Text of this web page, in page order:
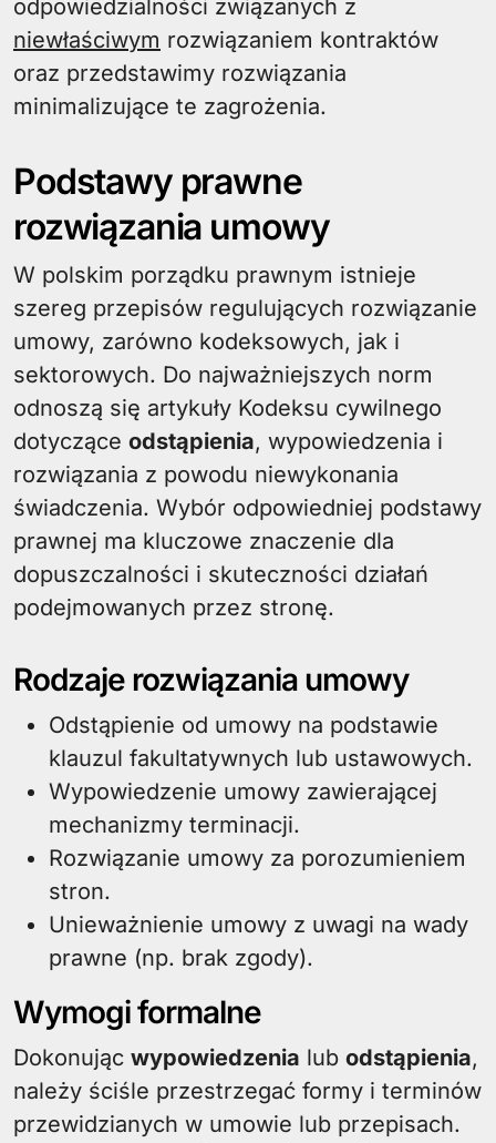
odpowiedzialności związanych z
niewłaściwym rozwiązaniem kontraktów
oraz przedstawimy rozwiązania
minimalizujące te zagrożenia.
Podstawy prawne
rozwiązania umowy
W polskim porządku prawnym istnieje
szereg przepisów regulujących rozwiązanie
umowy, zarówno kodeksowych, jak i
sektorowych. Do najważniejszych norm
odnoszą się artykuły Kodeksu cywilnego
dotyczące odstąpienia, wypowiedzenia i
rozwiązania z powodu niewykonania
świadczenia. Wybór odpowiedniej podstawy
prawnej ma kluczowe znaczenie dla
dopuszczalności i skuteczności działań
podejmowanych przez stronę.
Rodzaje rozwiązania umowy
Odstąpienie od umowy na podstawie
klauzul fakultatywnych lub ustawowych.
Wypowiedzenie umowy zawierającej
mechanizmy terminacji.
Rozwiązanie umowy za porozumieniem
stron.
Unieważnienie umowy z uwagi na wady
prawne (np. brak zgody).
Wymogi formalne
Dokonując wypowiedzenia lub odstąpienia,
należy ściśle przestrzegać formy i terminów
przewidzianych w umowie lub przepisach.